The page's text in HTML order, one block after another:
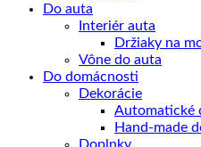
Do auta
Interiér auta
Držiaky na
Vône do auta
Do domácnosti
Dekorácie
Automatické
Hand-made
Doplnky